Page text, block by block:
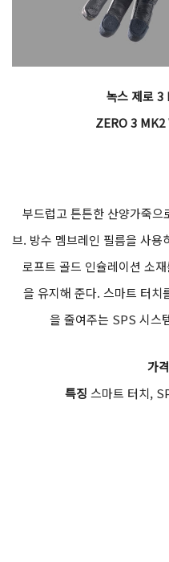
녹스 제로 3
ZERO 3 MK2
부드럽고 튼튼한 산양가죽으
브. 방수 멤브레인 필름을 사용
로프트 골드 인슐레이션 소
을 유지해 준다. 스마트 터치
을 줄여주는 SPS 시스
가격
특징 스마트 터치,